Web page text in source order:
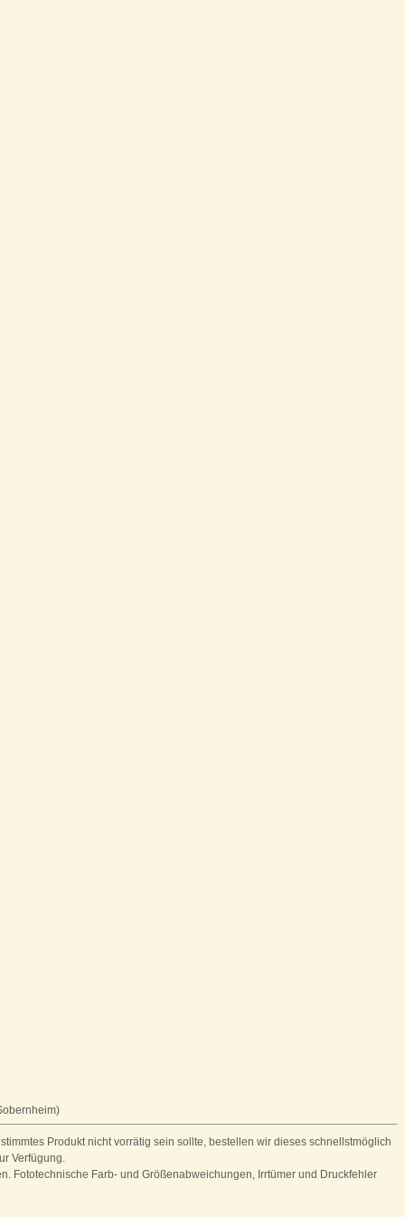
Produkt nicht vorrätig sein sollte, bestellen wir dieses schnellstmöglich
Verfügung.
Fototechnische Farb- und Größenabweichungen, Irrtümer und Druckfehler